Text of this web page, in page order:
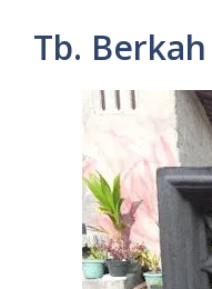
Tb. Berkah